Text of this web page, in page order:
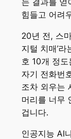
는 결과를 얻
힘들고 어려
20년 전, 스
지털 치매’
호 10개 정
자기 전화번
조차 외우는
머리를 너무
겁니다.
인공지능 AI